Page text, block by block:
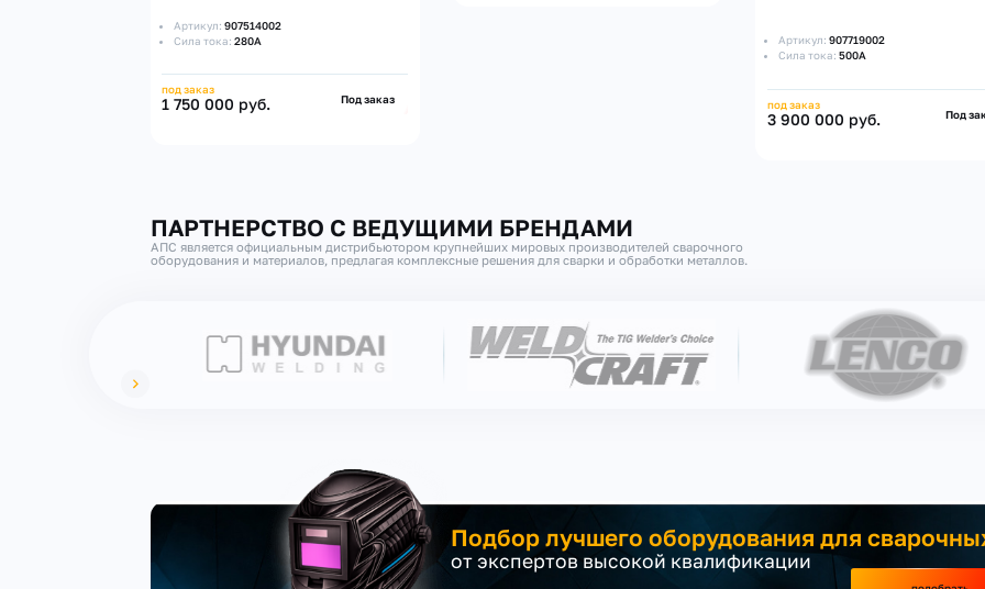
Артикул: 907514002
Сила тока: 280А
под заказ
1 750 000 руб. Под заказ
Артикул: 907719002
Сила тока: 500А
под заказ
3 900 000 руб. Под
ПАРТНЕРСТВО С ВЕДУЩИМИ БРЕНДАМИ
АПС является официальным дистрибьютором крупнейших мировых производителей сварочного
оборудования и материалов, предлагая комплексные решения для сварки и обработки металлов.
Подбор лучшего оборудования для
от экспертов высокой квалификации